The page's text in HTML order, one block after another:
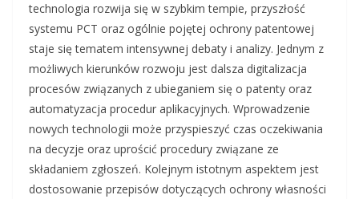
technologia rozwija się w szybkim tempie, przyszłość
systemu PCT oraz ogólnie pojętej ochrony patentowej
staje się tematem intensywnej debaty i analizy. Jednym z
możliwych kierunków rozwoju jest dalsza digitalizacja
procesów związanych z ubieganiem się o patenty oraz
automatyzacja procedur aplikacyjnych. Wprowadzenie
nowych technologii może przyspieszyć czas oczekiwania
na decyzje oraz uprościć procedury związane ze
składaniem zgłoszeń. Kolejnym istotnym aspektem jest
dostosowanie przepisów dotyczących ochrony własności